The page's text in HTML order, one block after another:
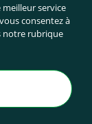
!
service
consentez à
notre rubrique